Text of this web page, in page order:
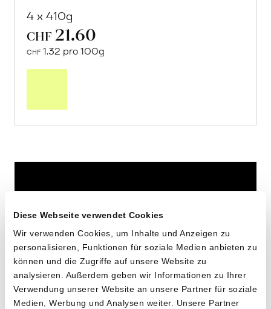
Diese Webseite verwendet Cookies
Wir verwenden Cookies, um Inhalte und Anzeigen zu
personalisieren, Funktionen für soziale Medien anbieten zu
können und die Zugriffe auf unsere Website zu
analysieren. Außerdem geben wir Informationen zu Ihrer
Verwendung unserer Website an unsere Partner für soziale
Medien, Werbung und Analysen weiter. Unsere Partner
4 x 410g
CHF 21.60
CHF 1.32 pro 100g